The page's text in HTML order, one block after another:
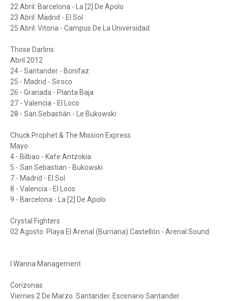
22 Abril: Barcelona - La [2] De Apolo
23 Abril: Madrid - El Sol
25 Abril: Vitoria - Campus De La Universidad
Those Darlins
Abril 2012
24 - Santander - Bonifaz
25 - Madrid - Siroco
26 - Granada - Planta Baja
27 - Valencia - El Loco
28 - San Sebastián - Le Bukowski
Chuck Prophet & The Mission Express
Mayo
4 - Bilbao - Kafe Antzokia
5 - San Sebastian - Bukowski
7 - Madrid - El Sol
8 - Valencia - El Loco
9 - Barcelona - La [2] De Apolo
Crystal Fighters
02 Agosto: Playa El Arenal (Burriana) Castellón - Arenal Sound
I Wanna Management
Corizonas
Viernes 2 De Marzo. Santander. Escenario Santander.